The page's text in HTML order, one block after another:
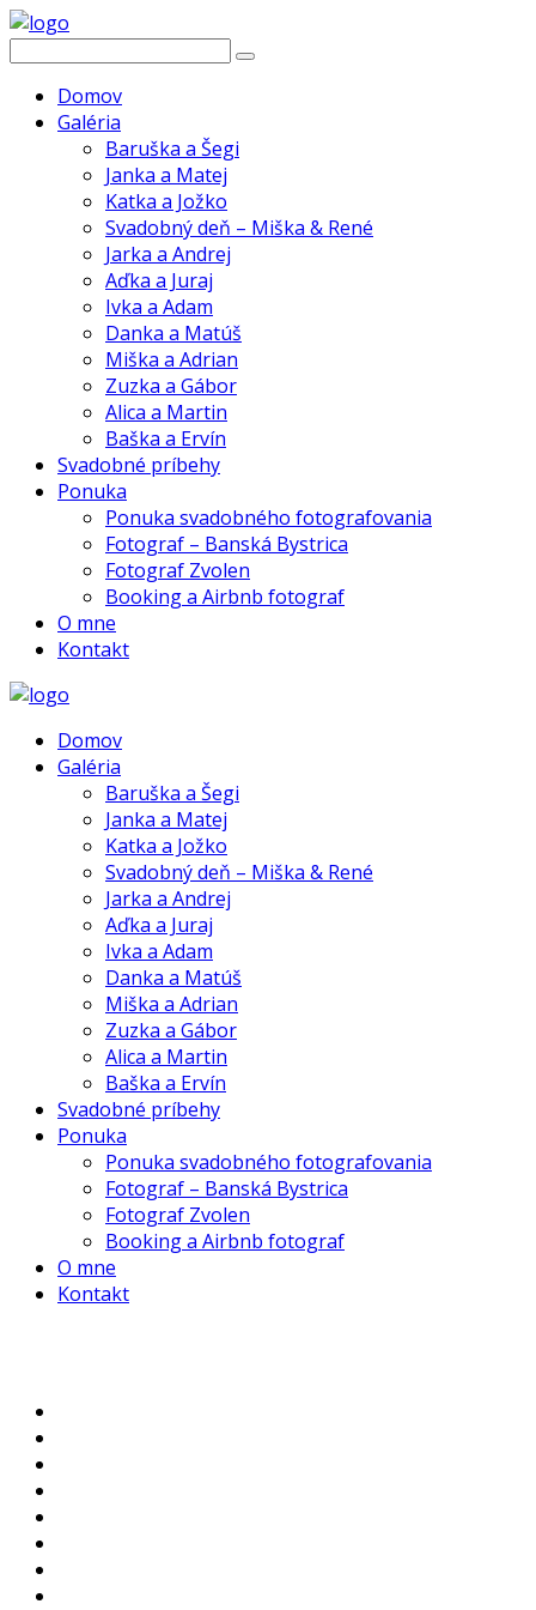
Domov
Galéria
Baruška a Šegi
Janka a Matej
Katka a Jožko
Svadobný deň – Miška & René
Jarka a Andrej
Aďka a Juraj
Ivka a Adam
Danka a Matúš
Miška a Adrian
Zuzka a Gábor
Alica a Martin
Baška a Ervín
Svadobné príbehy
Ponuka
Ponuka svadobného fotografovania
Fotograf – Banská Bystrica
Fotograf Zvolen
Booking a Airbnb fotograf
O mne
Kontakt
Domov
Galéria
Baruška a Šegi
Janka a Matej
Katka a Jožko
Svadobný deň – Miška & René
Jarka a Andrej
Aďka a Juraj
Ivka a Adam
Danka a Matúš
Miška a Adrian
Zuzka a Gábor
Alica a Martin
Baška a Ervín
Svadobné príbehy
Ponuka
Ponuka svadobného fotografovania
Fotograf – Banská Bystrica
Fotograf Zvolen
Booking a Airbnb fotograf
O mne
Kontakt